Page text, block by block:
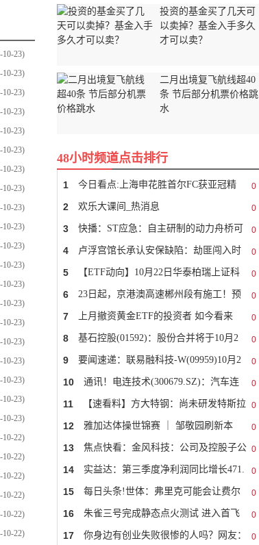
10-23)
10-23)
10-23)
10-23)
10-23)
10-23)
10-23)
10-23)
10-23)
10-23)
10-23)
10-23)
10-23)
10-23)
10-23)
10-23)
10-23)
10-23)
10-23)
10-23)
10-22)
10-22)
10-22)
10-22)
10-22)
10-22)
投资的基金买了几天可
以卖掉？基金入手多久
才可以卖？
二月出境复飞航线超40
条 节后部分机票价格跳
水
48小时频道点击排行
0
1 今日看点:上海申花胜首尔FC获亚冠精
0
2 欢乐大课间_热消息
0
3 快播：ST应急：自主研制的动力舟桥可
0
4 卢浮宫馆长承认安保缺陷：劫匪闯入时
0
5 【ETF动向】10月22日华泰柏瑞上证科
0
6 23日起，京港澳高速郴州段有施工！预
0
7 上月撤资黄金ETF的投资者 如今看来
0
8 基石控股(01592)：股份合并将于10月2
0
9 要闻速递：联易融科技-W(09959)10月2
0
10 通讯！电连技术(300679.SZ)：汽车连
0
11 【速看料】方大特钢：尚未研发特斯拉
0
12 雅加达体操世锦赛 ｜ 邹敬园刷新本
0
13 焦点快看：金风科技：公司及控股子公
0
14 实益达：第三季度净利润同比增长471.
0
15 每日头条!世体：弗里克可能会让费尔
0
16 朱雀三号完成静态点火测试 进入首飞
0
17 你身边有创业失败很惨的人吗？网友：